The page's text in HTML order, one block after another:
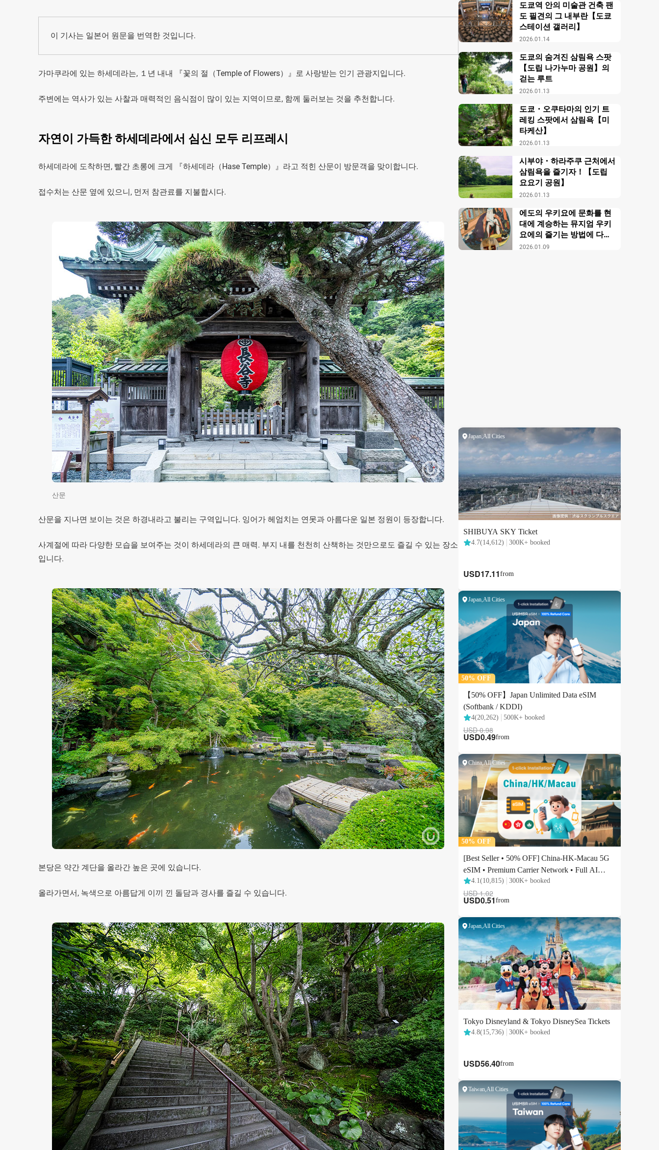
이 기사는 일본어 원문을 번역한 것입니다.
가마쿠라에 있는 하세데라는, １년 내내 『꽃의 절（Temple of Flowers）』로 사랑받는 인기 관광지입니다.
주변에는 역사가 있는 사찰과 매력적인 음식점이 많이 있는 지역이므로, 함께 둘러보는 것을 추천합니다.
자연이 가득한 하세데라에서 심신 모두 리프레시
하세데라에 도착하면, 빨간 초롱에 크게 『하세데라（Hase Temple）』라고 적힌 산문이 방문객을 맞이합니다.
접수처는 산문 옆에 있으니, 먼저 참관료를 지불합시다.
산문
산문을 지나면 보이는 것은 하경내라고 불리는 구역입니다. 잉어가 헤엄치는 연못과 아름다운 일본 정원이 등장합니다.
사계절에 따라 다양한 모습을 보여주는 것이 하세데라의 큰 매력. 부지 내를 천천히 산책하는 것만으로도 즐길 수 있는 장소
입니다.
본당은 약간 계단을 올라간 높은 곳에 있습니다.
올라가면서, 녹색으로 아름답게 이끼 낀 돌담과 경사를 즐길 수 있습니다.
2026.01.14
도쿄역 안의 미술관 건축 팬
도 필견의 그 내부란【도쿄
스테이션 갤러리】
2026.01.13
도쿄의 숨겨진 삼림욕 스팟
【도립 나가누마 공원】의
걷는 루트
2026.01.13
도쿄・오쿠타마의 인기 트
레킹 스팟에서 삼림욕【미
타케산】
2026.01.13
시부야・하라주쿠 근처에서
삼림욕을 즐기자！【도립
요요기 공원】
2026.01.09
에도의 우키요에 문화를 현
대에 계승하는 뮤지엄 우키
요에의 즐기는 방법에 다가
가다【이바센 우키요에 뮤